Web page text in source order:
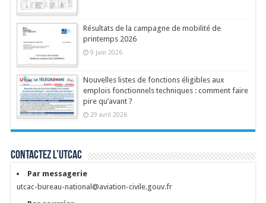
Résultats de la campagne de mobilité de
printemps 2026
9 juin 2026
Nouvelles listes de fonctions éligibles aux
emplois fonctionnels techniques : comment faire
pire qu’avant ?
29 avril 2026
Contactez l’UTCAC
Par messagerie
utcac-bureau-national@aviation-civile.gouv.fr